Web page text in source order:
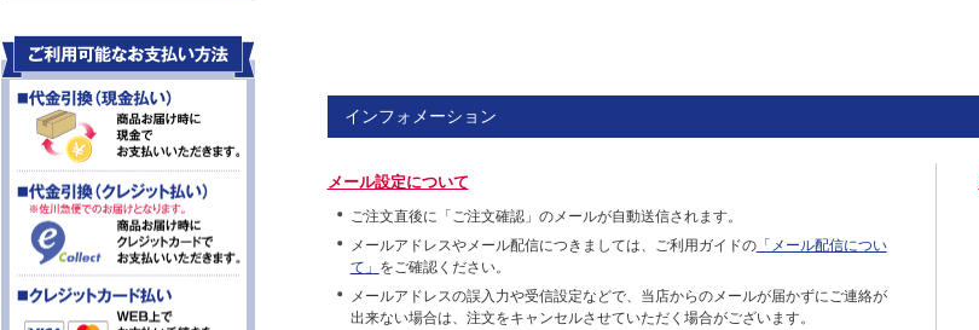
インフォメーション
メール設定について
ご注文直後に「ご注文確認」のメールが自動送信されます。
メールアドレスやメール配信につきましては、ご利用ガイドの「メール配信につい
て」 をご確認ください。
メールアドレスの誤入力や受信設定などで、当店からのメールが届かずにご連絡が
出来ない場合は、注文をキャンセルさせていただく場合がございます。